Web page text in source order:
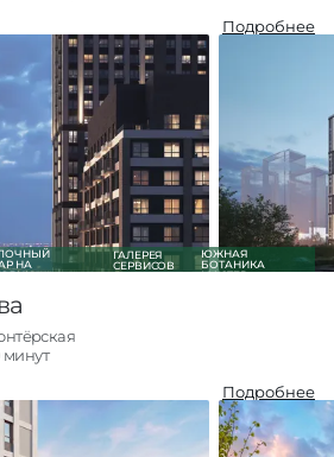
Подробнее
от 11.9 млн руб
от 0.6 млн руб
Все квартиры
НА
ГАЛЕРЕЯ
СЕРВИСОВ
ЮЖНАЯ
БОТАНИКА
МАСТЕР-
минут
Подробнее
от 5.3 млн руб